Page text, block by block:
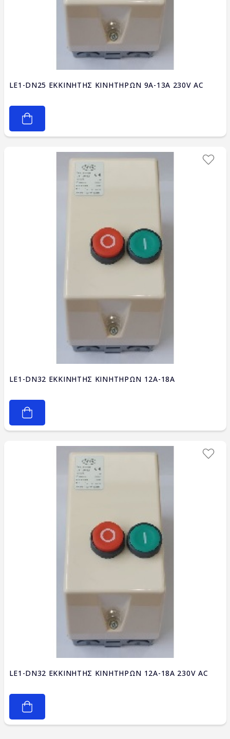
LE1-DN25 ΕΚΚΙΝΗΤΗΣ ΚΙΝΗΤΗΡΩΝ 9A-13A 230V AC
LE1-DN32 ΕΚΚΙΝΗΤΗΣ ΚΙΝΗΤΗΡΩΝ 12A-18A
LE1-DN32 ΕΚΚΙΝΗΤΗΣ ΚΙΝΗΤΗΡΩΝ 12A-18A 230V AC